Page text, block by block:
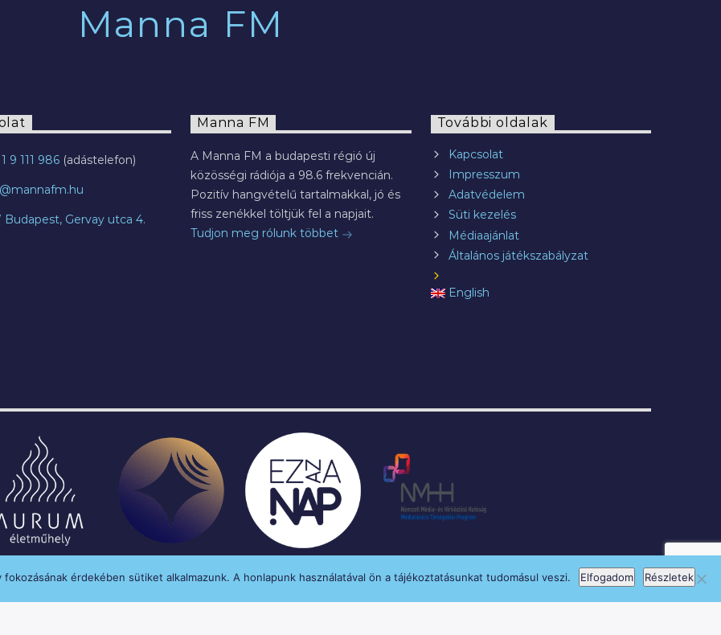
Manna FM
9 111 986
Budapest, Gervay utca 4.
Manna FM
A Manna FM a budapesti régió új
közösségi rádiója a 98.6 frekvencián.
Pozitív hangvételű tartalmakkal, jó és
friss zenékkel töltjük fel a napjait.
Tudjon meg rólunk többet
További oldalak
Kapcsolat
Impresszum
Adatvédelem
Süti kezelés
Médiaajánlat
Általános játékszabályzat
English
érdekében sütiket alkalmazunk. A honlapunk használatával ön a tájékoztatásunkat tudomásul veszi. Elfogadom Részletek